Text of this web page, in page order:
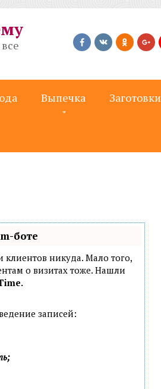
Выпечка Заготовки
боте
клиентов никуда. Мало того,
о визитах тоже. Нашли
записей: